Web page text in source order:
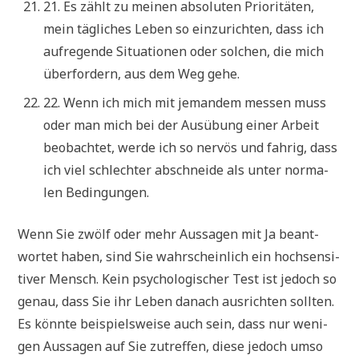
21. Es zählt zu mei­nen abso­lu­ten Prio­ri­tä­ten,
mein täg­li­ches Leben so ein­zu­rich­ten, dass ich
auf­re­gen­de Situa­tio­nen oder sol­chen, die mich
über­for­dern, aus dem Weg gehe.
22. Wenn ich mich mit jeman­dem mes­sen muss
oder man mich bei der Aus­übung einer Arbeit
beob­ach­tet, wer­de ich so ner­vös und fah­rig, dass
ich viel schlech­ter abschnei­de als unter nor­ma­
len Bedingungen.
Wenn Sie zwölf oder mehr Aus­sa­gen mit Ja beant­
wor­tet haben, sind Sie wahr­schein­lich ein hoch­sen­si­
ti­ver Mensch. Kein psy­cho­lo­gi­scher Test ist jedoch so
genau, dass Sie ihr Leben danach aus­rich­ten soll­ten.
Es könn­te bei­spiels­wei­se auch sein, dass nur weni­
gen Aus­sa­gen auf Sie zutref­fen, die­se jedoch umso